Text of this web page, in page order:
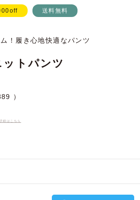
送料無料
！履き心地快適なパンツ
トパンツ
詳細はこちら